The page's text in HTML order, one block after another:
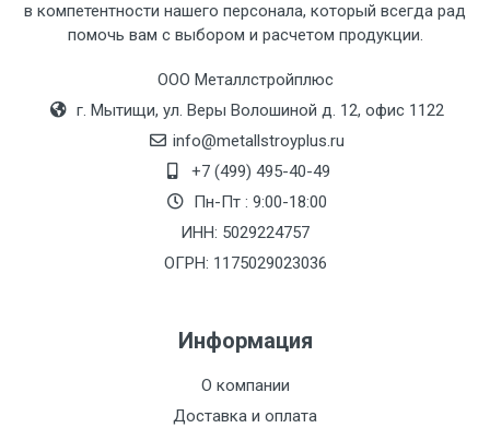
в компетентности нашего персонала, который всегда рад
помочь вам с выбором и расчетом продукции.
ООО Металлстройплюс
г. Мытищи, ул. Веры Волошиной д. 12, офис 1122
info@metallstroyplus.ru
+7 (499) 495-40-49
Пн-Пт : 9:00-18:00
ИНН: 5029224757
ОГРН: 1175029023036
Информация
О компании
Доставка и оплата